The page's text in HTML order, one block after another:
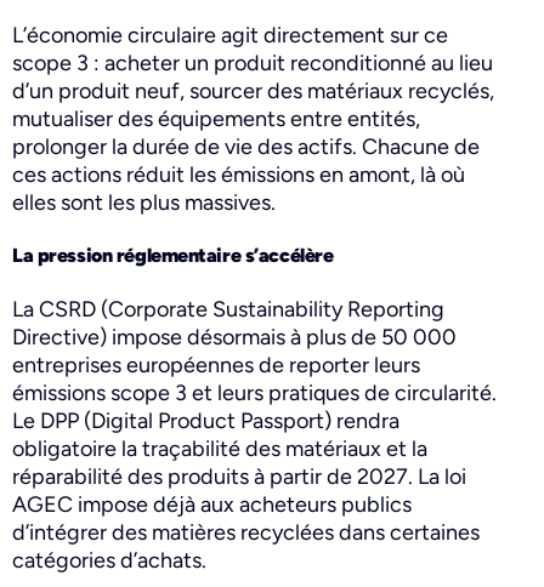
L’économie circulaire agit directement sur ce
scope 3 : acheter un produit reconditionné au lieu
d’un produit neuf, sourcer des matériaux recyclés,
mutualiser des équipements entre entités,
prolonger la durée de vie des actifs. Chacune de
ces actions réduit les émissions en amont, là où
elles sont les plus massives.
La pression réglementaire s’accélère
La CSRD (Corporate Sustainability Reporting
Directive) impose désormais à plus de 50 000
entreprises européennes de reporter leurs
émissions scope 3 et leurs pratiques de circularité.
Le DPP (Digital Product Passport) rendra
obligatoire la traçabilité des matériaux et la
réparabilité des produits à partir de 2027. La loi
AGEC impose déjà aux acheteurs publics
d’intégrer des matières recyclées dans certaines
catégories d’achats.